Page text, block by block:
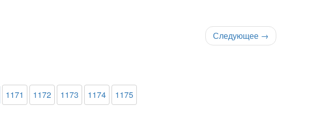
Следующее →
1171 1172 1173 1174 1175